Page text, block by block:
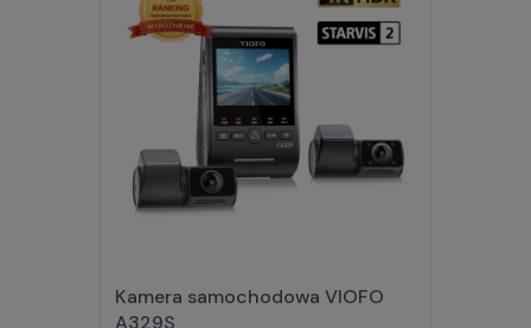
Kamera samochodowa VIOFO
A329S